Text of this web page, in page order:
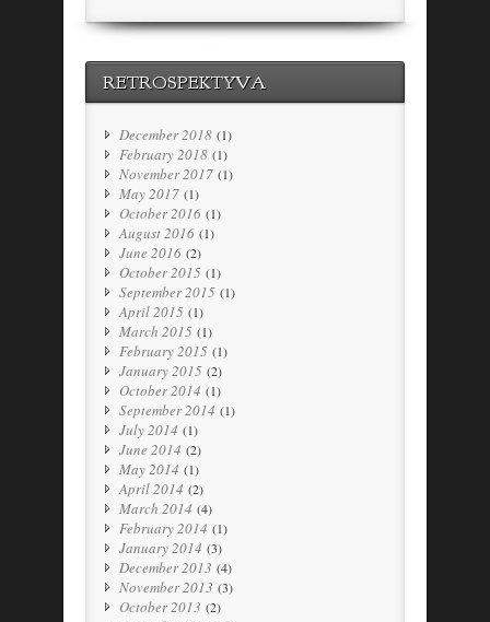
RETROSPEKTYVA
December 2018 (1)
February 2018 (1)
November 2017 (1)
May 2017 (1)
October 2016 (1)
August 2016 (1)
June 2016 (2)
October 2015 (1)
September 2015 (1)
April 2015 (1)
March 2015 (1)
February 2015 (1)
January 2015 (2)
October 2014 (1)
September 2014 (1)
July 2014 (1)
June 2014 (2)
May 2014 (1)
April 2014 (2)
March 2014 (4)
February 2014 (1)
January 2014 (3)
December 2013 (4)
November 2013 (3)
October 2013 (2)